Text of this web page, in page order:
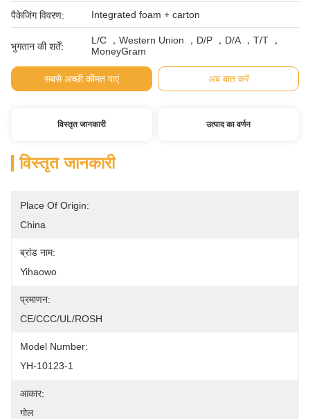
पैकेजिंग विवरण: Integrated foam + carton
भुगतान की शर्तें:
L/C ，Western Union ，D/P ，D/A ，T/T ，
MoneyGram
सबसे अच्छी कीमत पाएं अब बात करें
विस्तृत जानकारी उत्पाद का वर्णन
विस्तृत जानकारी
Place Of Origin:
China
ब्रांड नाम:
Yihaowo
प्रमाणन:
CE/CCC/UL/ROSH
Model Number:
YH-10123-1
आकार:
गोल